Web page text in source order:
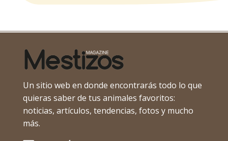
Un sitio web en donde encontrarás todo lo que
quieras saber de tus animales favoritos:
noticias, artículos, tendencias, fotos y mucho
más.